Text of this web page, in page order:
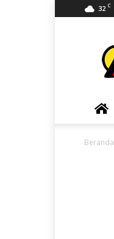
32 C
Beranda